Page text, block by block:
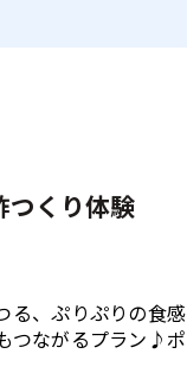
つくり体験
る、ぷりぷりの食感
つながるプラン♪ポ